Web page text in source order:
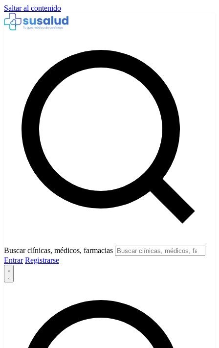
Saltar al contenido
Buscar clínicas, médicos, farmacias
Entrar Registrarse